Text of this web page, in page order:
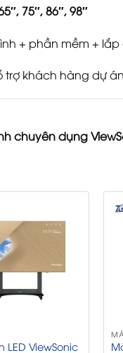
75″, 86″, 98″
+ phần mềm +
trợ khách hàng dự
chuyên dụng
LED ViewSonic